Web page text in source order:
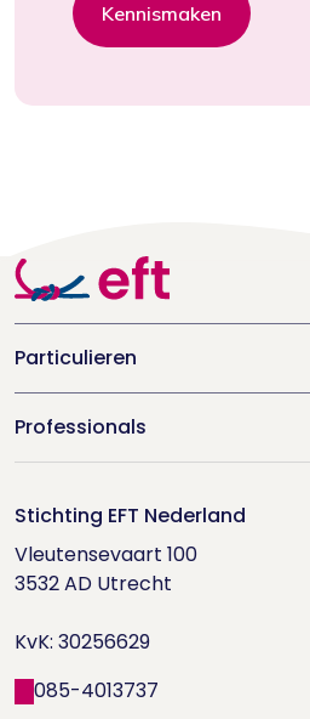
Kennismaken
Particulieren
Vind jouw therapeut
Videoportal
Doe de relatietest
Houd me Vast-bijeenkomsten
Professionals
Trainingen
Supervisorenlijst
Nieuwsbrief ontvangen?
Wetenschappelijk onderzoek
Stichting EFT Nederland
Vleutensevaart 100
3532 AD Utrecht
KvK: 30256629
085-4013737